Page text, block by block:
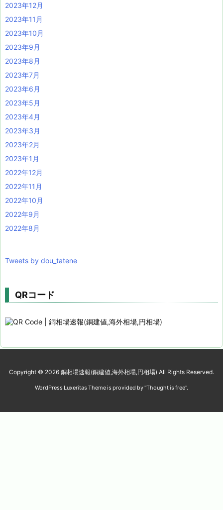
2023年12月
2023年11月
2023年10月
2023年9月
2023年8月
2023年7月
2023年6月
2023年5月
2023年4月
2023年3月
2023年2月
2023年1月
2022年12月
2022年11月
2022年10月
2022年9月
2022年8月
Tweets by dou_tatene
QRコード
Copyright © 2026 銅相場速報(銅建値,海外相場,円相場) All Rights Reserved.
WordPress Luxeritas Theme is provided by "Thought is free".